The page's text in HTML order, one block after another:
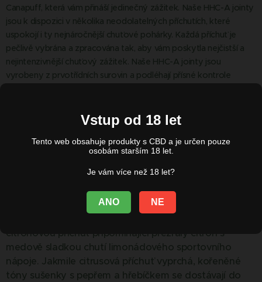
Vstup od 18 let
Tento web obsahuje produkty s CBD a je určen pouze
osobám starším 18 let.
Je vám více než 18 let?
ANO NE
Canapuff, která vám přináší jedinečný zážitek. Naše HHC-A jointy
jsou k dispozici v několika neodolatelných příchutích, které
uspokojí i ty nejnáročnější chuťové pohárky. Každá příchuť je
pečlivě vybrána a zpracována tak, aby vám poskytla nejčistší a
nejintenzivnější chuťový zážitek. Naše HHC-A jointy jsou
vyrobeny z prvotřídních surovin a podléhají přísné kontrole
nejlepší, co trh nabízí, s jemným tahem, který potěší každého
Gelonade – Sladká a kyselá citronová harmonie
citronovou příchuť připomínající přezrálý citrón s
medově sladkou chutí limonádového sportovního
nápoje. Jakmile citrusová příchuť vyprchá, kořeněné
tóny sušenky s pepřem a hřebíčkem se dostávají do